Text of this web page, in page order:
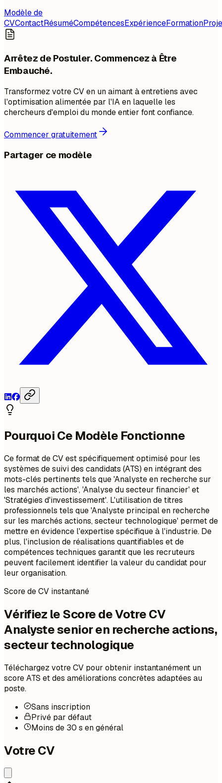
Modèle de
CVContactRésuméCompétencesExpérienceFormation
Arrêtez de Postuler. Commencez à Être
Embauché.
Transformez votre CV en un aimant à entretiens avec
l'optimisation alimentée par l'IA en laquelle les
chercheurs d'emploi du monde entier font confiance.
Commencer gratuitement
Partager ce modèle
Pourquoi Ce Modèle Fonctionne
Ce format de CV est spécifiquement optimisé pour les
systèmes de suivi des candidats (ATS) en intégrant des
mots-clés pertinents tels que 'Analyste en recherche sur
les marchés actions', 'Analyse du secteur financier' et
'Stratégies d'investissement'. L'utilisation de titres
professionnels tels que 'Analyste principal en recherche
sur les marchés actions, secteur technologique' permet de
mettre en évidence l'expertise spécifique à l'industrie. De
plus, l'inclusion de réalisations quantifiables et de
compétences techniques garantit que les recruteurs
peuvent facilement identifier la valeur du candidat pour
leur organisation.
Score de CV instantané
Vérifiez le Score de Votre CV
Analyste senior en recherche actions,
secteur technologique
Téléchargez votre CV pour obtenir instantanément un
score ATS et des améliorations concrètes adaptées au
poste.
Sans inscription
Privé par défaut
Moins de 30 s en général
Votre CV